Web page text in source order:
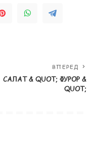
ВПЕРЕД
САЛАТ & QUOT; ФУРОР &
QUOT;